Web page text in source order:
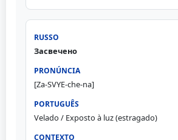
Засвечено
[Za-SVYE-che-na]
Velado / Exposto à luz (estragado)